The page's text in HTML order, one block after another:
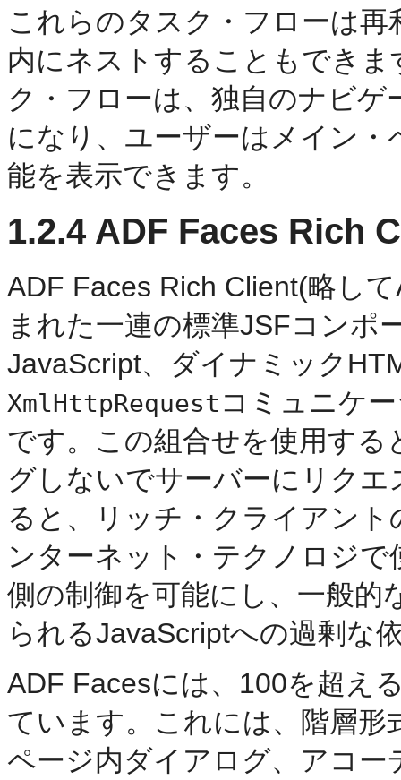
これらのタスク・フローは
内にネストすることもでき
ク・フローは、独自のナビ
になり、ユーザーはメイン
能を表示できます。
1.2.4 ADF Faces Rich
ADF Faces Rich Client(略し
まれた一連の標準JSFコンポ
JavaScript、ダイナミック
XmlHttpRequestコミュニケ
です。この組合せを使用す
グしないでサーバーにリク
ると、リッチ・クライアン
ンターネット・テクノロジ
側の制御を可能にし、一般的
られるJavaScriptへの過剰な
ADF Facesには、100を超え
ています。これには、階層
ページ内ダイアログ、アコ